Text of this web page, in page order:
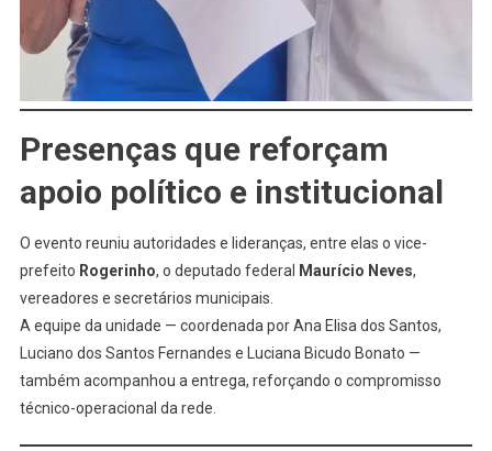
Presenças que reforçam
apoio político e institucional
O evento reuniu autoridades e lideranças, entre elas o vice-
prefeito Rogerinho, o deputado federal Maurício Neves,
vereadores e secretários municipais.
A equipe da unidade — coordenada por Ana Elisa dos Santos,
Luciano dos Santos Fernandes e Luciana Bicudo Bonato —
também acompanhou a entrega, reforçando o compromisso
técnico-operacional da rede.